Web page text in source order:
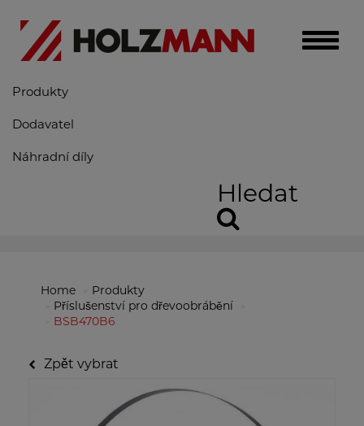
Toggle
Produkty
Dodavatel
Náhradní díly
Hledat
Home
Produkty
Příslušenství pro dřevoobrábění
BSB470B6
Zpět vybrat